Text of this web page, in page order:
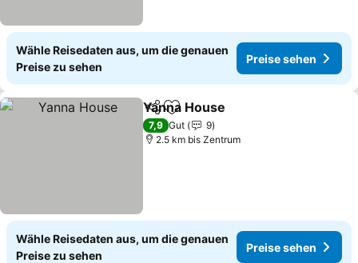
Wähle Reisedaten aus, um die genauen
Preise zu sehen
Preise sehen
TeilenZu Favoriten hinzufügen
Yanna House
7,9 Gut
9
2.5 km bis Zentrum
Wähle Reisedaten aus, um die genauen
Preise zu sehen
Preise sehen